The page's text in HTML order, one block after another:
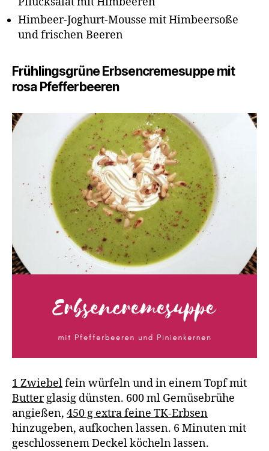
Himbeer-Joghurt-Mousse mit Himbeersoße
und frischen Beeren
Frühlingsgrüne Erbsencremesuppe mit
rosa Pfefferbeeren
1 Zwiebelfein würfeln und in einem Topf mit
Butterglasig dünsten. 600 ml Gemüsebrühe
angießen, 450 g extra feine TK-Erbsen
hinzugeben, aufkochen lassen. 6 Minuten mit
geschlossenem Deckel köcheln lassen.